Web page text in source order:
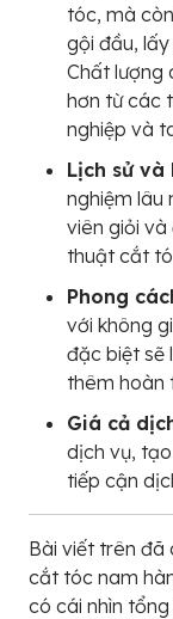
tóc, mà
gội đầu,
Chất lượng
hơn từ các
nghiệp và
Lịch sử và
nghiệm lâu
viên giỏi
thuật cắt
Phong
với không
đặc biệt sẽ
thêm hoàn
Giá cả
dịch vụ,
tiếp cận
Bài viết trên đã
cắt tóc nam
có cái nhìn